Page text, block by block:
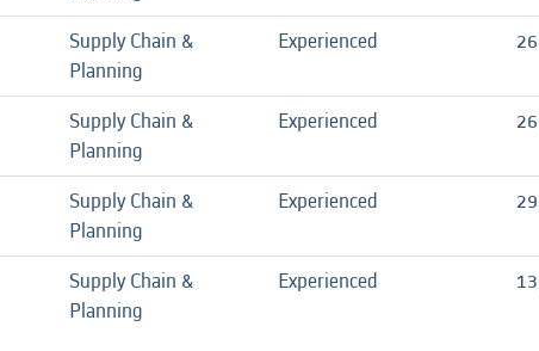
Supply Chain &
Planning
Experienced
Supply Chain &
Planning
Experienced
Supply Chain &
Planning
Experienced
Supply Chain &
Planning
Experienced